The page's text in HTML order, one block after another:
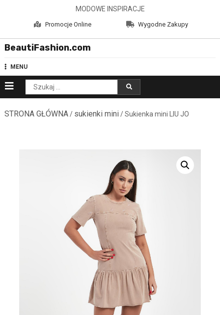
MODOWE INSPIRACJE
Promocje Online Wygodne Zakupy
BeautiFashion.com
MENU
Szukaj:
STRONA GŁÓWNA/ sukienki mini/ Sukienka mini LIU JO